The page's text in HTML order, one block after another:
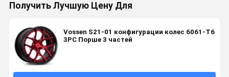
Получить Лучшую Цену Для
Vossen S21-01 конфигурации колес 6061-T6
3PC Порше 3 частей